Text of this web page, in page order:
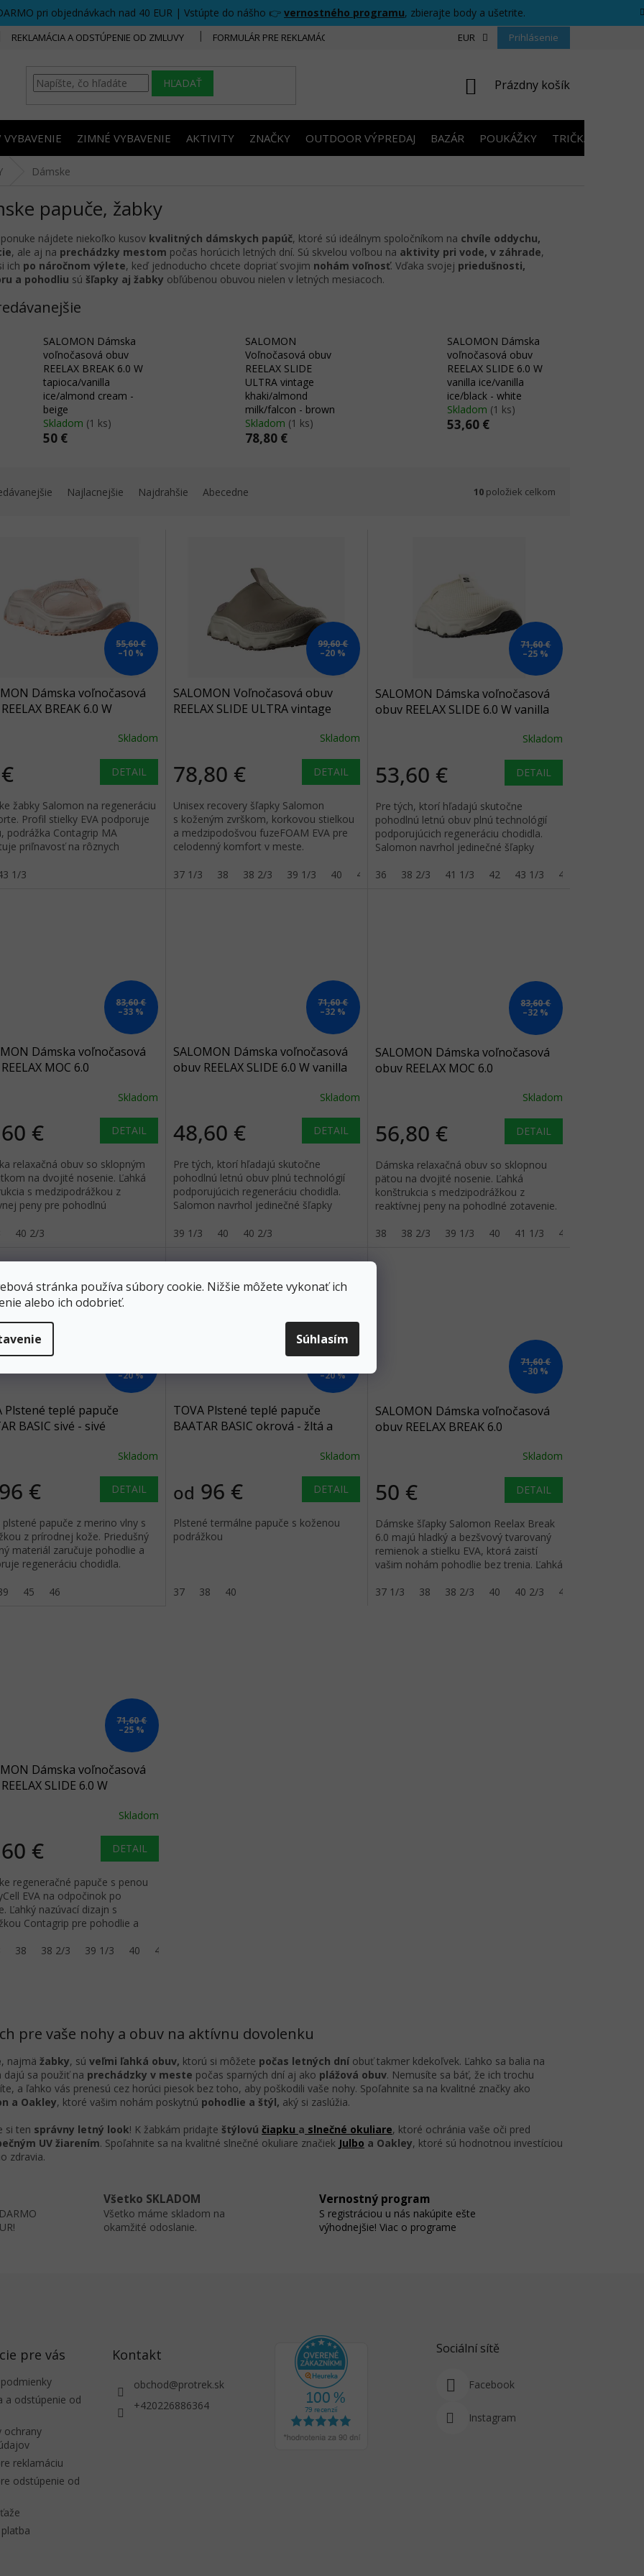
stránka používa súbory cookie. Nižšie môžete vykonať ich
alebo ich odobrieť.
Súhlasím
pri objednávkach nad 40 EUR | Vstúpte do nášho 👉 vernostného programu, zbierajte body a ušetrite.
REKLAMÁCIA A ODSTÚPENIE OD ZMLUVY FORMULÁR PRE REKLAMÁCIU FORMULÁR PRE ODSTÚPENIE OD ZMLUVY
EUR Prihlásenie
HĽADAŤ
NÁKUPNÝ
Prázdny košík
ZIMNÉ VYBAVENIE AKTIVITY ZNAČKY OUTDOOR VÝPREDAJ BAZÁR POUKÁŽKY TRIČKÁ S
Dámske
papuče, žabky
nájdete niekoľko kusov kvalitných dámskych papúč, ktoré sú ideálnym spoločníkom na chvíle oddychu,
, ale aj na prechádzky mestom počas horúcich letných dní. Sú skvelou voľbou na aktivity pri vode, v záhrade,
ich po náročnom výlete, keď jednoducho chcete dopriať svojim nohám voľnosť. Vďaka svojej priedušnosti,
a pohodliu sú šľapky aj žabky obľúbenou obuvou nielen v letných mesiacoch.
SALOMON Dámska
voľnočasová obuv
REELAX BREAK 6.0 W
tapioca/vanilla
ice/almond cream -
beige
Skladom (1 ks)
50 €
SALOMON
Voľnočasová obuv
REELAX SLIDE
ULTRA vintage
khaki/almond
milk/falcon - brown
Skladom (1 ks)
78,80 €
SALOMON Dámska
voľnočasová obuv
REELAX SLIDE 6.0 W
vanilla ice/vanilla
ice/black - white
Skladom (1 ks)
53,60 €
Najlacnejšie Najdrahšie Abecedne 10 položiek celkom
55,60 €
–10 %
Dámska voľnočasová
BREAK 6.0 W
Skladom
DETAIL
žabky Salomon na regeneráciu
Profil stielky EVA podporuje
podrážka Contagrip MA
priľnavosť na rôznych
1/3
99,60 €
–20 %
SALOMON Voľnočasová obuv
REELAX SLIDE ULTRA vintage
Skladom
78,80 € DETAIL
Unisex recovery šľapky Salomon
s koženým zvrškom, korkovou stielkou
a medzipodošvou fuzeFOAM EVA pre
celodenný komfort v meste.
37 1/3 38 38 2/3 39 1/3 40 40 2/3 41 1/3 42 43 1/3 44
71,60 €
–25 %
SALOMON Dámska voľnočasová
obuv REELAX SLIDE 6.0 W vanilla
Skladom
53,60 € DETAIL
Pre tých, ktorí hľadajú skutočne
pohodlnú letnú obuv plnú technológií
podporujúcich regeneráciu chodidla.
Salomon navrhol jedinečné šľapky
36
38 2/3 41 1/3 42 43 1/3 44
83,60 €
–33 %
Dámska voľnočasová
MOC 6.0
Skladom
€ DETAIL
relaxačná obuv so sklopným
na dvojité nosenie. Ľahká
s medzipodrážkou z
peny pre pohodlnú
40 2/3
71,60 €
–32 %
SALOMON Dámska voľnočasová
obuv REELAX SLIDE 6.0 W vanilla
Skladom
48,60 € DETAIL
Pre tých, ktorí hľadajú skutočne
pohodlnú letnú obuv plnú technológií
podporujúcich regeneráciu chodidla.
Salomon navrhol jedinečné šľapky
39 1/3
40 40 2/3
83,60 €
–32 %
SALOMON Dámska voľnočasová
obuv REELAX MOC 6.0
Skladom
56,80 € DETAIL
Dámska relaxačná obuv so sklopnou
pätou na dvojité nosenie. Ľahká
konštrukcia s medzipodrážkou z
reaktívnej peny na pohodlné zotavenie.
38
38 2/3 39 1/3 40 41 1/3 42
–20 %
Plstené teplé papuče
BASIC sivé - sivé
Skladom
96 € DETAIL
plstené papuče z merino vlny s
z prírodnej kože. Priedušný
materiál zaručuje pohodlie a
regeneráciu chodidla.
45 46
120 €
–20 %
TOVA Plstené teplé papuče
BAATAR BASIC okrová - žltá a
Skladom
od 96 € DETAIL
Plstené termálne papuče s koženou
podrážkou
37 38 40
71,60 €
–30 %
SALOMON Dámska voľnočasová
obuv REELAX BREAK 6.0
Skladom
50 € DETAIL
Dámske šľapky Salomon Reelax Break
6.0 majú hladký a bezšvový tvarovaný
remienok a stielku EVA, ktorá zaistí
vašim nohám pohodlie bez trenia. Ľahká
37 1/3
38 38 2/3 40 40 2/3 42 2/3
71,60 €
–25 %
Dámska voľnočasová
SLIDE 6.0 W
Skladom
€ DETAIL
regeneračné papuče s penou
EVA na odpočinok po
Ľahký nazúvací dizajn s
Contagrip pre pohodlie a
38 38 2/3 39 1/3 40 40 2/3
d
c
i
e
p
v
k
pre vaše nohy a obuv na aktívnu dovolenku
, najmä žabky, sú veľmi ľahká obuv, ktorú si môžete počas letných dní obuť takmer kdekoľvek. Ľahko sa balia na
dajú sa použiť na prechádzky v meste počas sparných dní aj ako plážová obuv. Nemusíte sa báť, že ich trochu
a ľahko vás prenesú cez horúci piesok bez toho, aby poškodili vaše nohy. Spoľahnite sa na kvalitné značky ako
a Oakley, ktoré vašim nohám poskytnú pohodlie a štýl, aký si zaslúžia.
si ten správny letný look! K žabkám pridajte štýlovú čiapku a slnečné okuliare, ktoré ochránia vaše oči pred
UV žiarením. Spoľahnite sa na kvalitné slnečné okuliare značiek Julbo a Oakley, ktoré sú hodnotnou investíciou
zdravia.
Všetko SKLADOM
Všetko máme skladom na
okamžité odoslanie.
Vernostný program
S registráciou u nás nakúpite ešte
výhodnejšie! Viac o programe
pre vás
a odstúpenie od
ochrany
reklamáciu
odstúpenie od
Kontakt
obchod@protrek.sk
+420226886364
Sociální sítě
Facebook
Instagram